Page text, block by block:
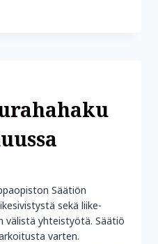
Säätiön
sekä liike-
välistä yhteistyötä. Säätiö
varten.